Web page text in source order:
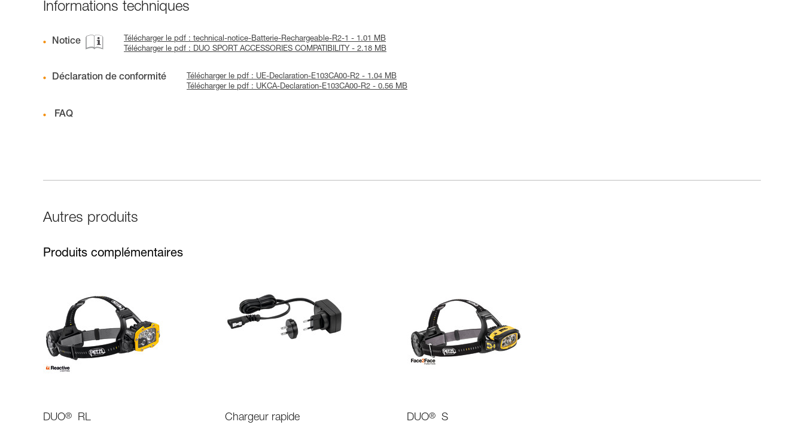
Informations techniques
Notice
Télécharger le pdf : technical-notice-Batterie-Rechargeable-R2-1 - 1.01 MB
Télécharger le pdf : DUO SPORT ACCESSORIES COMPATIBILITY - 2.18 MB
Déclaration de conformité
Télécharger le pdf : UE-Declaration-E103CA00-R2 - 1.04 MB
Télécharger le pdf : UKCA-Declaration-E103CA00-R2 - 0.56 MB
FAQ
Autres produits
Produits complémentaires
DUO® RL Chargeur rapide DUO® S